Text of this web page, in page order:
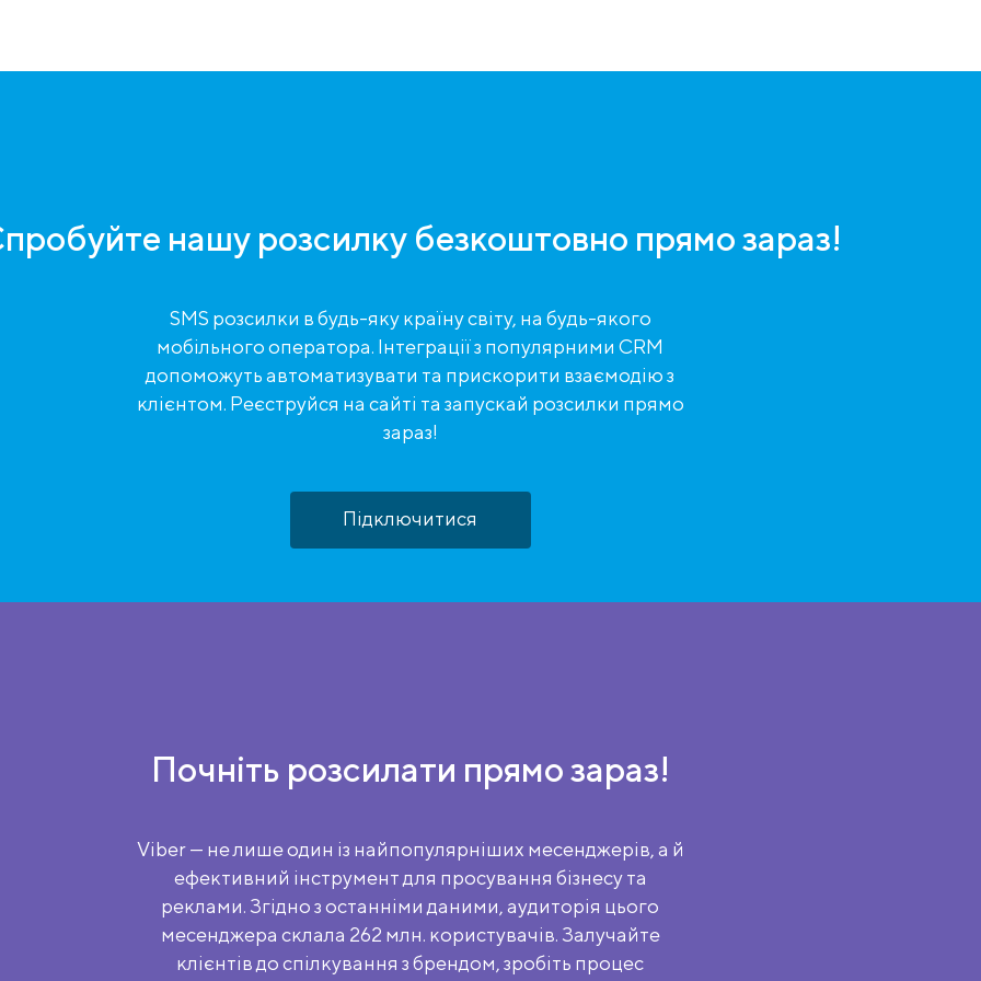
нашу розсилку безкоштовно прямо зараз!
SMS розсилки в будь-яку країну світу, на будь-якого
мобільного оператора. Інтеграції з популярними CRM
допоможуть автоматизувати та прискорити взаємодію з
клієнтом. Реєструйся на сайті та запускай розсилки прямо
зараз!
Підключитися
Почніть розсилати прямо зараз!
Viber — не лише один із найпопулярніших месенджерів, а й
ефективний інструмент для просування бізнесу та
реклами. Згідно з останніми даними, аудиторія цього
месенджера склала 262 млн. користувачів. Залучайте
клієнтів до спілкування з брендом, зробіть процес